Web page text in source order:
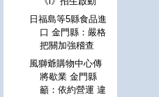
日福島等5縣食品進
口 金門縣：嚴格
把關加強稽查
風獅爺購物中心傳
將歇業 金門縣
籲：依約營運 違